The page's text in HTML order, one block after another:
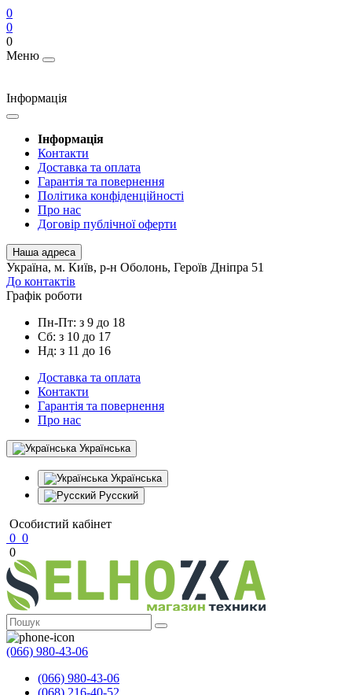
0
0
0
Меню
Інформація
Інформація
Контакти
Доставка та оплата
Гарантія та повернення
Політика конфіденційності
Про нас
Договір публічної оферти
Наша адреса
Українa, м. Київ, р-н Оболонь, Героїв Дніпра 51
До контактів
Графік роботи
Пн-Пт: з 9 до 18
Сб: з 10 до 17
Нд: з 11 до 16
Доставка та оплата
Контакти
Гарантія та повернення
Про нас
Українська
Українська
Русский
Особистий кабінет
0 0
0
(066) 980-43-06
(066) 980-43-06
(068) 216-40-52